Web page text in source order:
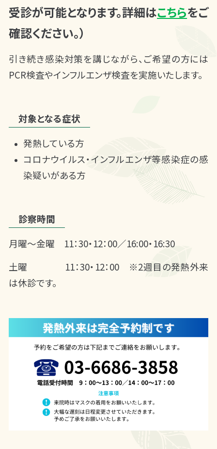
受診が可能となります。詳細はこちらをご
確認ください。）
引き続き感染対策を講じながら、ご希望の方には
PCR検査やインフルエンザ検査を実施いたします。
対象となる症状
発熱している方
コロナウイルス・インフルエンザ等感染症の感
染疑いがある方
診察時間
月曜～金曜 11：30・12：00／16:00・16:30
土曜 11：30・12：00 ※2週目の発熱外来
は休診です。